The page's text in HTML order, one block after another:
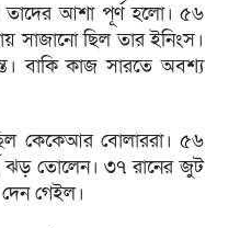
তাদের আশা পূর্ণ হলো। ৫৬
সাজানো ছিল তার ইনিংস।
বাকি কাজ সারতে অবশ্য
কেকেআর বোলাররা। ৫৬
ঝড় তোলেন। ৩৭ রানের জুট
গেইল।